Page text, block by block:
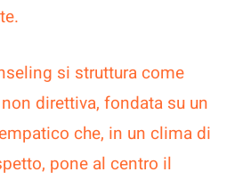
si struttura come
direttiva, fondata su un
che, in un clima di
pone al centro il